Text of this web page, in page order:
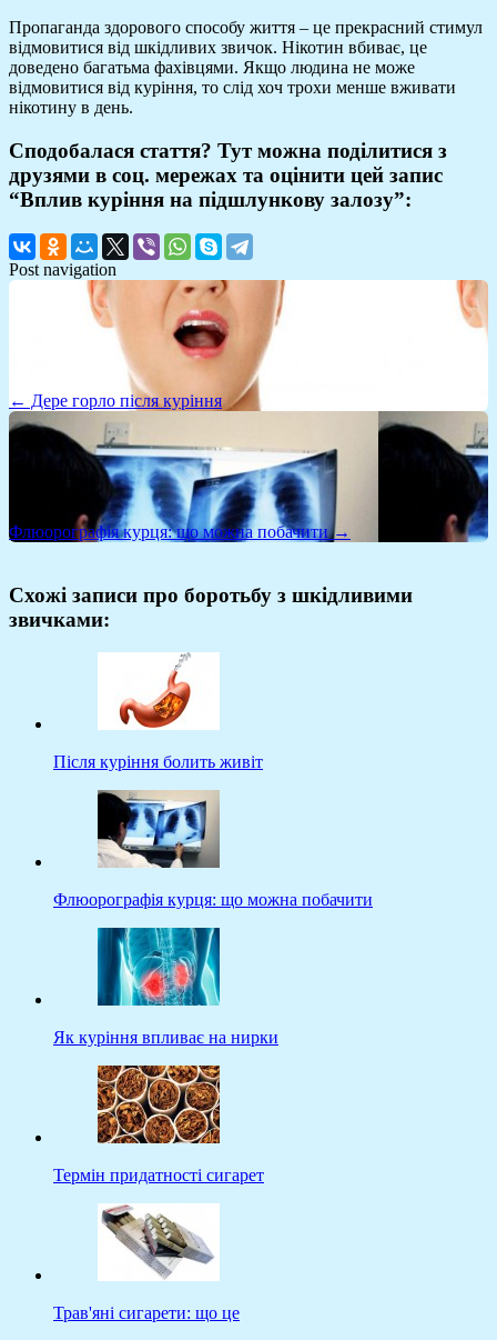
Пропаганда здорового способу життя – це прекрасний стимул
відмовитися від шкідливих звичок. Нікотин вбиває, це
доведено багатьма фахівцями. Якщо людина не може
відмовитися від куріння, то слід хоч трохи менше вживати
нікотину в день.
Сподобалася стаття? Тут можна поділитися з
друзями в соц. мережах та оцінити цей запис
“Вплив куріння на підшлункову залозу”:
Post navigation
← Дере горло після куріння
Флюорографія курця: що можна побачити →
Схожі записи про боротьбу з шкідливими
звичками:
Після куріння болить живіт
Флюорографія курця: що можна побачити
Як куріння впливає на нирки
Термін придатності сигарет
Трав'яні сигарети: що це